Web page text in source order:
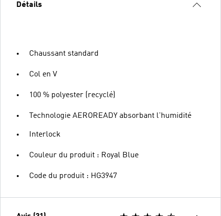
Détails
Chaussant standard
Col en V
100 % polyester (recyclé)
Technologie AEROREADY absorbant l'humidité
Interlock
Couleur du produit : Royal Blue
Code du produit : HG3947